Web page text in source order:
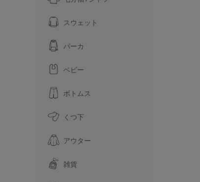
スウェット
パーカ
ベビー
ボトムス
くつ下
アウター
雑貨